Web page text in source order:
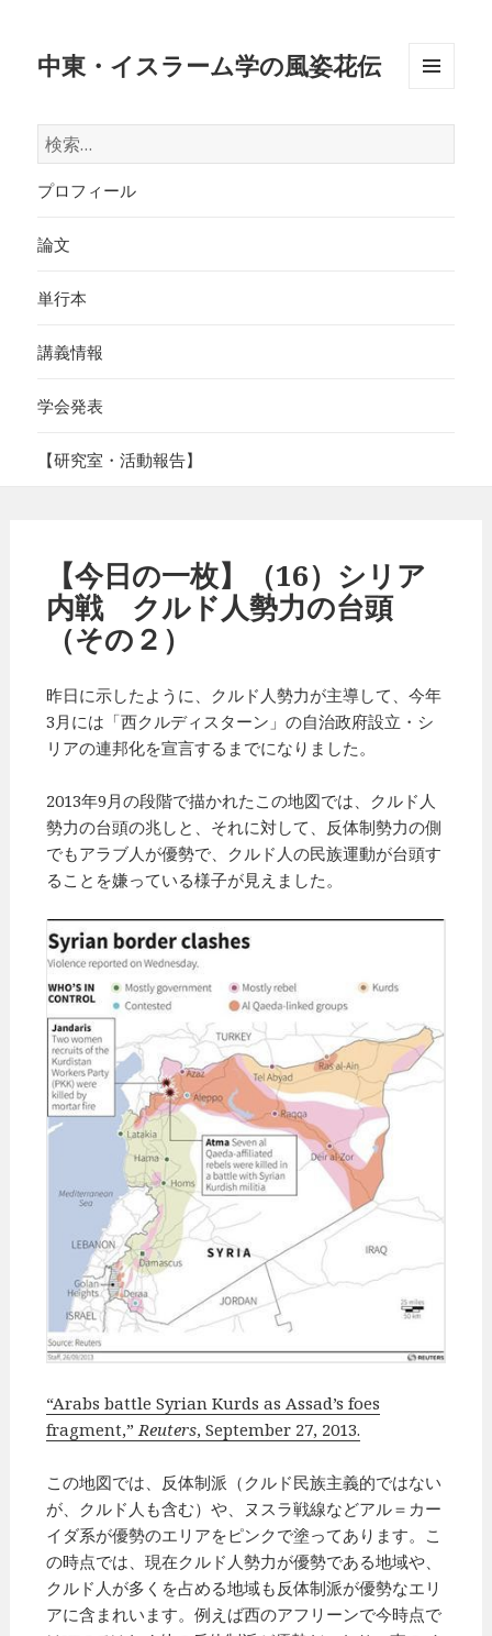
中東・イスラーム学の風姿花伝
検
索:
プロフィール
論文
単行本
講義情報
学会発表
【研究室・活動報告】
【今日の一枚】（16）シリア
内戦 クルド人勢力の台頭
（その２）
昨日に示したように、クルド人勢力が主導して、今年
3月には「西クルディスターン」の自治政府設立・シ
リアの連邦化を宣言するまでになりました。
2013年9月の段階で描かれたこの地図では、クルド人
勢力の台頭の兆しと、それに対して、反体制勢力の側
でもアラブ人が優勢で、クルド人の民族運動が台頭す
ることを嫌っている様子が見えました。
“Arabs battle Syrian Kurds as Assad’s foes
fragment,”Reuters, September 27, 2013.
この地図では、反体制派（クルド民族主義的ではない
が、クルド人も含む）や、ヌスラ戦線などアル＝カー
イダ系が優勢のエリアをピンクで塗ってあります。こ
の時点では、現在クルド人勢力が優勢である地域や、
クルド人が多くを占める地域も反体制派が優勢なエリ
アに含まれいます。例えば西のアフリーンで今時点で